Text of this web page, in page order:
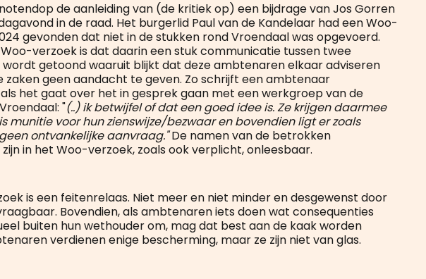
de aanleiding van (de kritiek op) een bijdrage van Jos Gorren
in de raad. Het burgerlid Paul van de Kandelaar had een Woo-
gevonden dat niet in de stukken rond Vroendaal was opgevoerd.
verzoek is dat daarin een stuk communicatie tussen twee
getoond waaruit blijkt dat deze ambtenaren elkaar adviseren
zaken geen aandacht te geven. Zo schrijft een ambtenaar
het gaat over het in gesprek gaan met een werkgroep van de
"(..) ik betwijfel of dat een goed idee is. Ze krijgen daarmee
munitie voor hun zienswijze/bezwaar en bovendien ligt er zoals
ontvankelijke aanvraag."De namen van de betrokken
in het Woo-verzoek, zoals ook verplicht, onleesbaar.
is een feitenrelaas. Niet meer en niet minder en desgewenst door
Bovendien, als ambtenaren iets doen wat consequenties
buiten hun wethouder om, mag dat best aan de kaak worden
verdienen enige bescherming, maar ze zijn niet van glas.